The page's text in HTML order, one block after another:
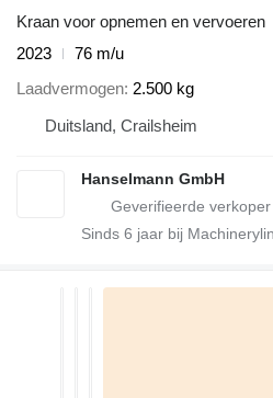
Kraan voor opnemen en vervoeren
2023
76 m/u
Laadvermogen 2.500 kg
Duitsland, Crailsheim
Hanselmann GmbH
Sinds 6 jaar bij